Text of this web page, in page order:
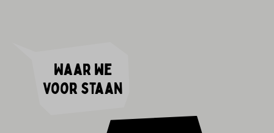
Waar we
voor staan